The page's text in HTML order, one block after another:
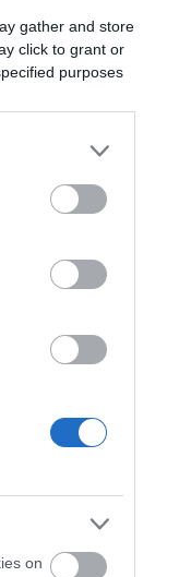
gather and store
click to grant or
purposes
on